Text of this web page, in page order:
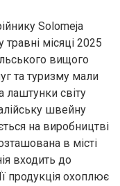
Solomeja
травні місяці 2025
вищого
та туризму мали
лаштунки світу
швейну
на виробництві
в місті
входить до
продукція охоплює